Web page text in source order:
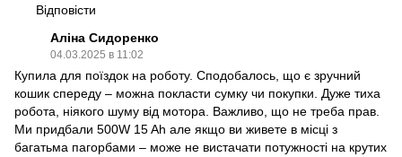
Відповісти
Аліна Сидоренко
04.03.2025 в 11:02
Купила для поїздок на роботу. Сподобалось, що є зручний
кошик спереду – можна покласти сумку чи покупки. Дуже тиха
робота, ніякого шуму від мотора. Важливо, що не треба прав.
Ми придбали 500W 15 Ah але якщо ви живете в місці з
багатьма пагорбами – може не вистачати потужності на крутих